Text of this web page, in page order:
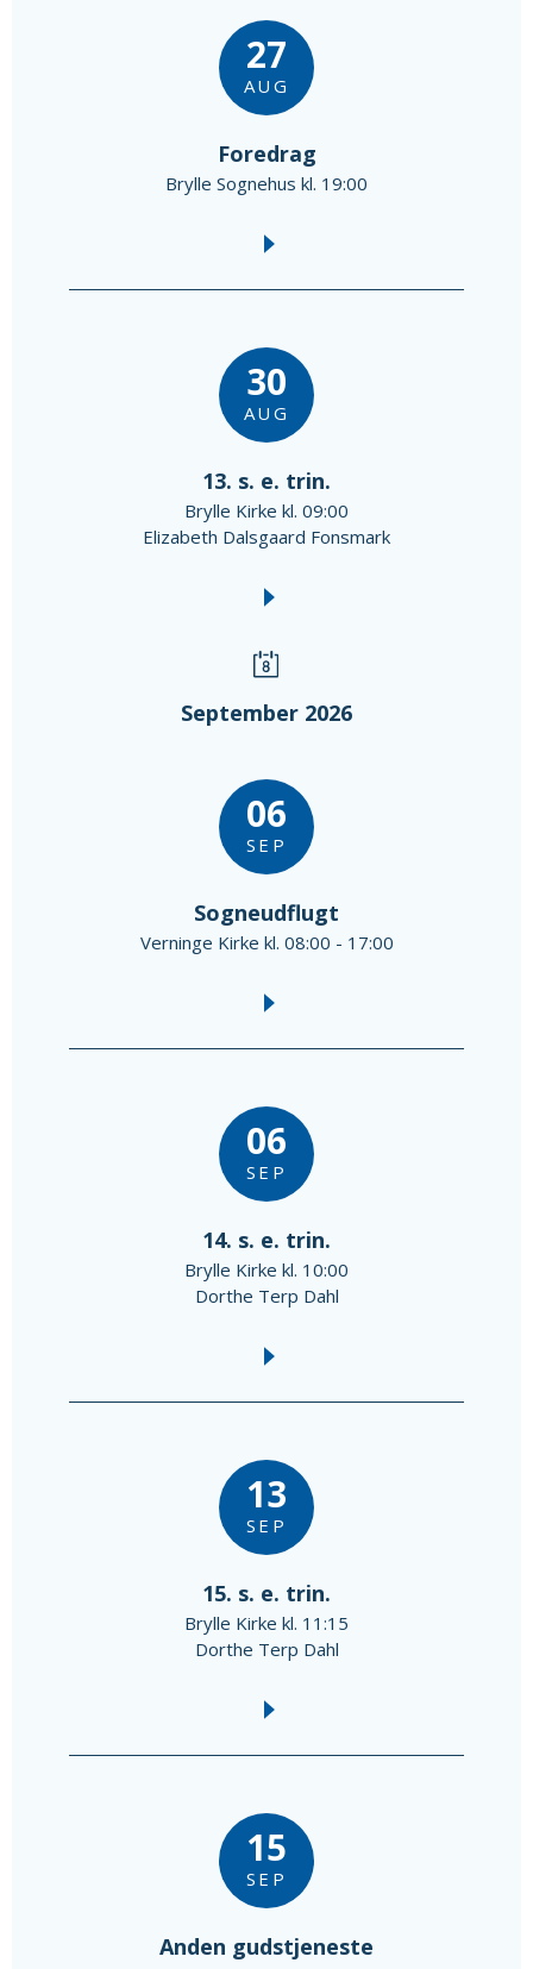
27
AUG
Foredrag
Brylle Sognehus kl. 19:00
30
AUG
13. s. e. trin.
Brylle Kirke kl. 09:00
Elizabeth Dalsgaard Fonsmark
September 2026
06
SEP
Sogneudflugt
Verninge Kirke kl. 08:00 - 17:00
06
SEP
14. s. e. trin.
Brylle Kirke kl. 10:00
Dorthe Terp Dahl
13
SEP
15. s. e. trin.
Brylle Kirke kl. 11:15
Dorthe Terp Dahl
15
SEP
Anden gudstjeneste